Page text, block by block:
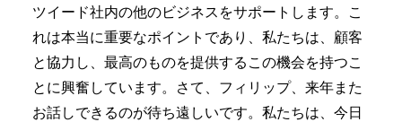
ツイード社内の他のビジネスをサポートします。こ
れは本当に重要なポイントであり、私たちは、顧客
と協力し、最高のものを提供するこの機会を持つこ
とに興奮しています。さて、フィリップ、来年また
お話しできるのが待ち遠しいです。私たちは、今日